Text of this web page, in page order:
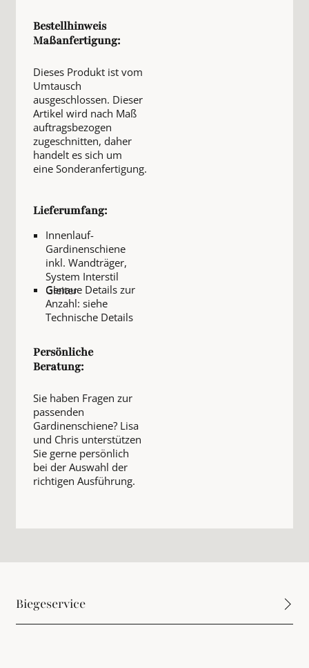
Bestellhinweis
Maßanfertigung:
Dieses Produkt ist vom
Umtausch
ausgeschlossen. Dieser
Artikel wird nach Maß
auftragsbezogen
zugeschnitten, daher
handelt es sich um
eine Sonderanfertigung.
Lieferumfang:
Innenlauf-
Gardinenschiene
inkl. Wandträger,
System Interstil
Gleiter
Genaue Details zur
Anzahl: siehe
Technische Details
Persönliche
Beratung:
Sie haben Fragen zur
passenden
Gardinenschiene? Lisa
und Chris unterstützen
Sie gerne persönlich
bei der Auswahl der
richtigen Ausführung.
Biegeservice